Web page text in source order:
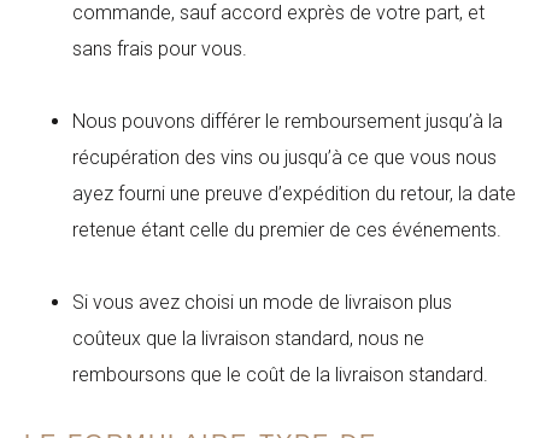
commande, sauf accord exprès de votre part, et
sans frais pour vous.
Nous pouvons différer le remboursement jusqu’à la
récupération des vins ou jusqu’à ce que vous nous
ayez fourni une preuve d’expédition du retour, la date
retenue étant celle du premier de ces événements.
Si vous avez choisi un mode de livraison plus
coûteux que la livraison standard, nous ne
remboursons que le coût de la livraison standard.